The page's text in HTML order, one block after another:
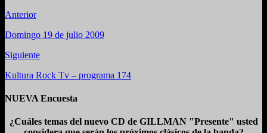
Anterior
Domingo 19 de julio 2009
Siguiente
Kultura Rock Tv – programa 174
NUEVA Encuesta
¿Cuáles temas del nuevo CD de GILLMAN "Presente" usted